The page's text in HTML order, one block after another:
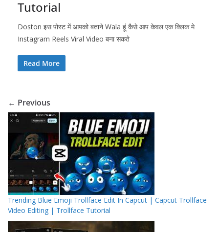
Tutorial
Doston इस पोस्ट में आपको बताने Wala हूं कैसे आप केवल एक क्लिक मे
Instagram Reels Viral Video बना सकते
Read More
← Previous
Trending Blue Emoji Trollface Edit In Capcut | Capcut Trollface
Video Editing | Trollface Tutorial